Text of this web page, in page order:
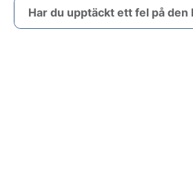
Har du upptäckt ett fel på den